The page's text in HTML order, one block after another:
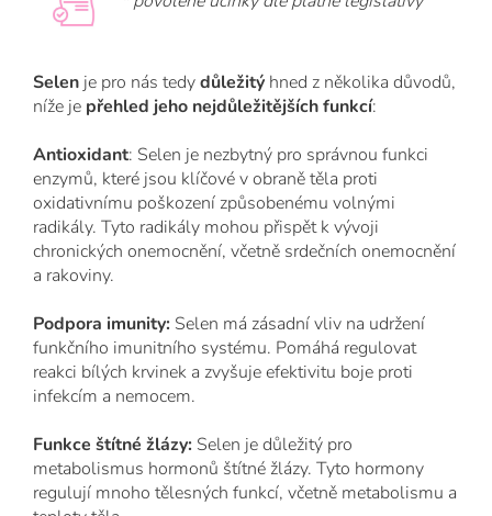
Selen je pro nás tedydůležitý hned z několika důvodů,
níže je přehled jeho nejdůležitějších funkcí:
Antioxidant: Selen je nezbytný pro správnou funkci
enzymů, které jsou klíčové v obraně těla proti
oxidativnímu poškození způsobenému volnými
radikály. Tyto radikály mohou přispět k vývoji
chronických onemocnění, včetně srdečních onemocnění
a rakoviny.
Podpora imunity: Selen má zásadní vliv na udržení
funkčního imunitního systému. Pomáhá regulovat
reakci bílých krvinek a zvyšuje efektivitu boje proti
infekcím a nemocem.
Funkce štítné žlázy: Selen je důležitý pro
metabolismus hormonů štítné žlázy. Tyto hormony
regulují mnoho tělesných funkcí, včetně metabolismu a